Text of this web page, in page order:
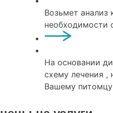
Возьмет анализ
необходимости
На основании
схему лечения
Вашему питомцу